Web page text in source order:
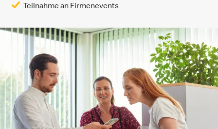
Teilnahme an Firmenevents